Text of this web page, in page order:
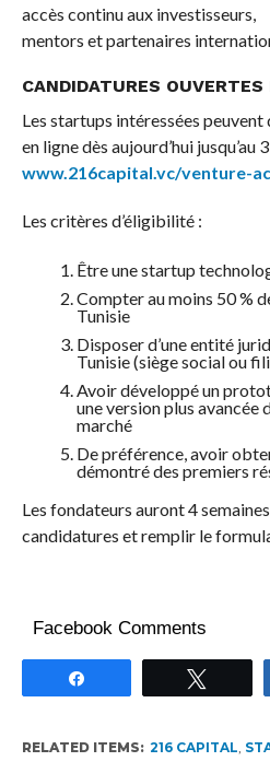
accès continu aux investisseurs,
mentors et partenaires
CANDIDATURES OUVERTES
Les startups intéressées
en ligne dès aujourd’hui
www.216capital.vc/venture-
Les critères d’éligibilité :
Être une startup
Compter au moins 50 %
Tunisie
Disposer d’une entité
Tunisie (siège social ou
Avoir développé un
une version plus avancée
marché
De préférence, avoir
démontré des premiers
Les fondateurs auront 4
candidatures et remplir le
Facebook Comments
RELATED ITEMS: 216 CAPITAL,